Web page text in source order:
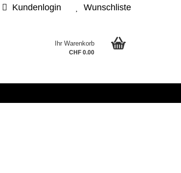
Kundenlogin Wunschliste
Ihr Warenkorb
CHF 0.00